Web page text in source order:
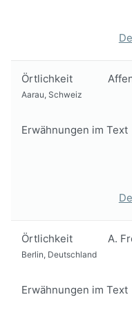
Örtlichkeit
Aarau, Schweiz
Erwähnungen im Text
Örtlichkeit A.
Berlin, Deutschland
Erwähnungen im Text